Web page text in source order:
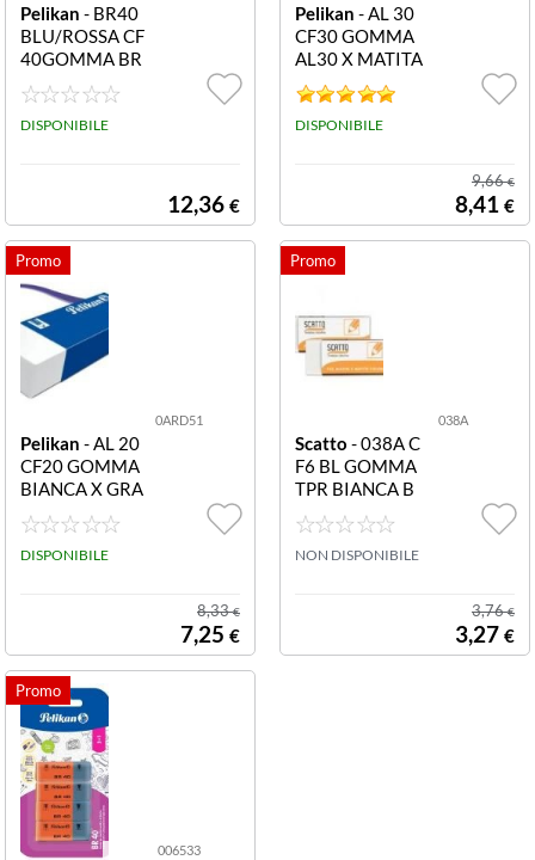
Pelikan - BR40
BLU/ROSSA CF
40GOMMA BR
400142586 CF
40GOMMA BR
BLU/ROSSA
DISPONIBILE
12,36 €
Pelikan - AL 30
CF30 GOMMA
AL30 X MATITA
BIANCA 30001
4803 CF30 GO
MMA AL30 X M
DISPONIBILE
9,66€
8,41 €
0ARD51
Pelikan - AL 20
CF20 GOMMA
BIANCA X GRA
FITE 30001480
4 Gomma in plas
tica AL/20 bianc
DISPONIBILE
8,33€
7,25 €
038A
Scatto - 038A C
F6 BL GOMMA
TPR BIANCA B
L. 6PZ GOMMA
TPR BIANCA
NON DISPONIBILE
3,76€
3,27 €
006533